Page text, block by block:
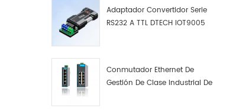
Adaptador Convertidor Serie
RS232 A TTL DTECH IOT9005
Conmutador Ethernet De
Gestión De Clase Industrial De